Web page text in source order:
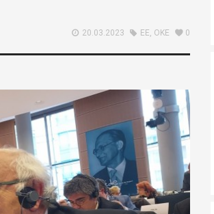
20.03.2023 ΕΕ, ΟΚΕ 0